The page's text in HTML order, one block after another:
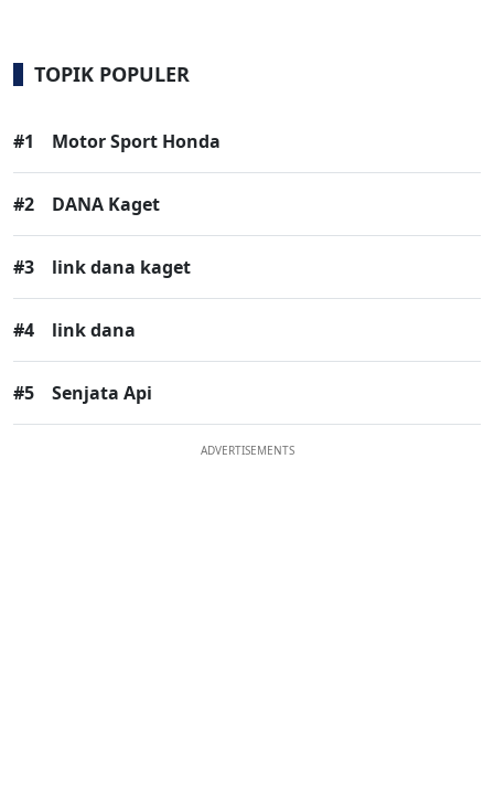
TOPIK POPULER
#1 Motor Sport Honda
#2 DANA Kaget
#3 link dana kaget
#4 link dana
#5 Senjata Api
ADVERTISEMENTS